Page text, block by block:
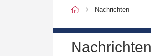
SPNV-Marktdaten
Nachrichten
Nachrichten